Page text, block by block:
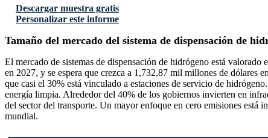
Descargar muestra gratis
Personalizar este informe
Tamaño del mercado del sistema de dispensación de
El mercado de sistemas de dispensación de hidrógeno está
en 2027, y se espera que crezca a 1,732,87 mil millones de dólares
que casi el 30% está vinculado a estaciones de servicio de
energía limpia. Alrededor del 40% de los gobiernos invierten en
del sector del transporte. Un mayor enfoque en cero emisiones
mundial.